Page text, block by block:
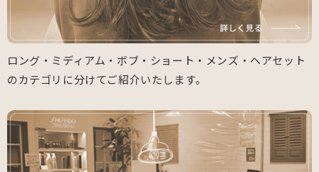
ロング・ミディアム・ボブ・ショート・メンズ・ヘアセット
のカテゴリに分けてご紹介いたします。